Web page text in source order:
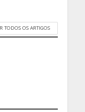
TODOS OS ARTIGOS